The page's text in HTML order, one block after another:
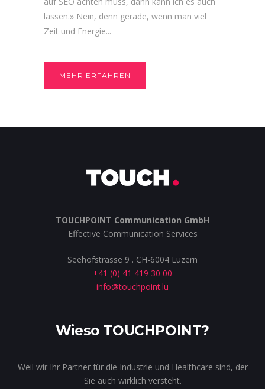
lassen.» Nein, denn gerade, wenn man viel
Zeit und Energie...
MEHR ERFAHREN
TOUCHPOINT Communication GmbH
Effective Communication Services
Seehofstrasse 9 . CH-6004 Luzern
+41 (0) 41 419 30 00
info@touchpoint.lu
Wieso TOUCHPOINT?
Weil wir Ihr Partner für die Industrie und Healthcare sind, der
Sie auch wirklich versteht.